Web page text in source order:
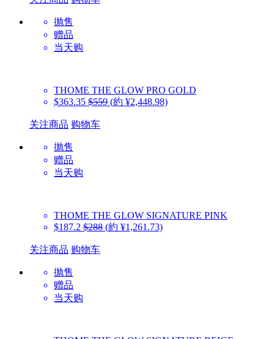
抛售
赠品
当天购
THOME THE GLOW PRO GOLD
$363.35 $559 (約 ¥2,448.98)
关注商品 购物车
抛售
赠品
当天购
THOME THE GLOW SIGNATURE PINK
$187.2 $288 (約 ¥1,261.73)
关注商品 购物车
抛售
赠品
当天购